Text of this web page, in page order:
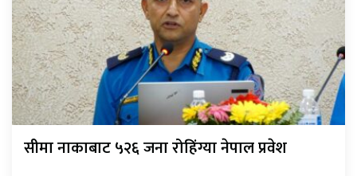
सीमा नाकाबाट ५२६ जना रोहिंग्या नेपाल प्रवेश